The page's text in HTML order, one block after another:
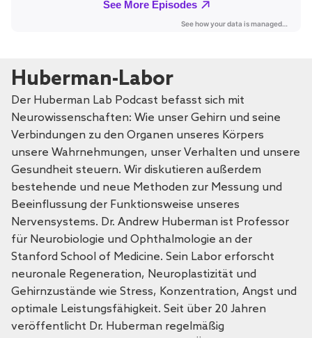
Huberman-Labor
Der Huberman Lab Podcast befasst sich mit
Neurowissenschaften: Wie unser Gehirn und seine
Verbindungen zu den Organen unseres Körpers
unsere Wahrnehmungen, unser Verhalten und unsere
Gesundheit steuern. Wir diskutieren außerdem
bestehende und neue Methoden zur Messung und
Beeinflussung der Funktionsweise unseres
Nervensystems. Dr. Andrew Huberman ist Professor
für Neurobiologie und Ophthalmologie an der
Stanford School of Medicine. Sein Labor erforscht
neuronale Regeneration, Neuroplastizität und
Gehirnzustände wie Stress, Konzentration, Angst und
optimale Leistungsfähigkeit. Seit über 20 Jahren
veröffentlicht Dr. Huberman regelmäßig